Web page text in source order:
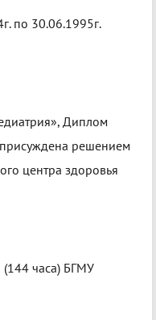
по 30.06.1995г.
Диплом
решением
центра здоровья
(144 часа) БГМУ